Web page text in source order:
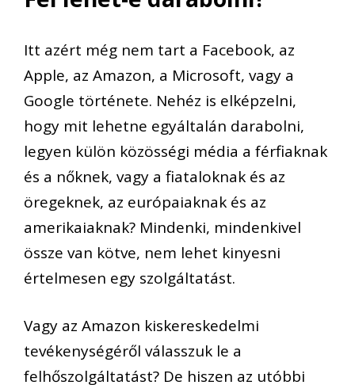
Itt azért még nem tart a Facebook, az
Apple, az Amazon, a Microsoft, vagy a
Google története. Nehéz is elképzelni,
hogy mit lehetne egyáltalán darabolni,
legyen külön közösségi média a férfiaknak
és a nőknek, vagy a fiataloknak és az
öregeknek, az európaiaknak és az
amerikaiaknak? Mindenki, mindenkivel
össze van kötve, nem lehet kinyesni
értelmesen egy szolgáltatást.
Vagy az Amazon kiskereskedelmi
tevékenységéről válasszuk le a
felhőszolgáltatást? De hiszen az utóbbi